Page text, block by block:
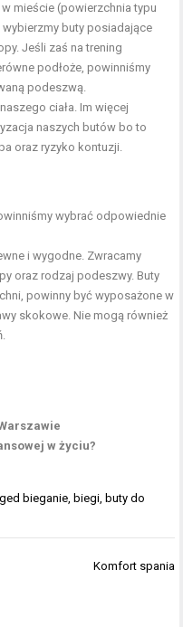
mieście (powierzchnia typu
buty posiadające
Jeśli zaś na trening
podłoże, powinniśmy
podeszwą.
ciała. Im więcej
naszych butów bo to
oraz ryzyko kontuzji.
wybrać odpowiednie
i wygodne. Zwracamy
oraz rodzaj podeszwy. Buty
powinny być wyposażone w
skokowe. Nie mogą również
w życiu?
bieganie, biegi, buty do
Komfort spania